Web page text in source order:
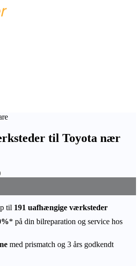
til Toyota nær
til 191 uafhængige værksteder
* på din bilreparation og service hos
med prismatch og 3 års godkendt